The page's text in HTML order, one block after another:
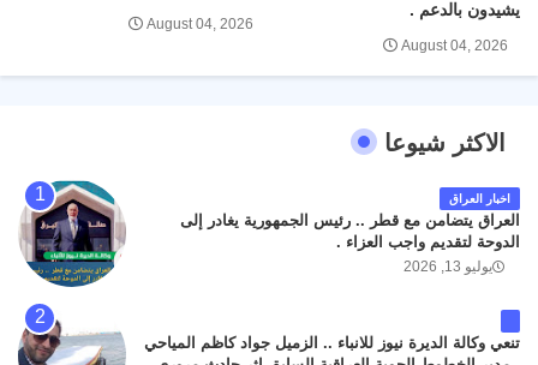
يشيدون بالدعم .
August 04, 2026
August 04, 2026
الاكثر شيوعا
اخبار العراق
العراق يتضامن مع قطر .. رئيس الجمهورية يغادر إلى
الدوحة لتقديم واجب العزاء .
يوليو 13, 2026
تنعي وكالة الديرة نيوز للانباء .. الزميل جواد كاظم المياحي